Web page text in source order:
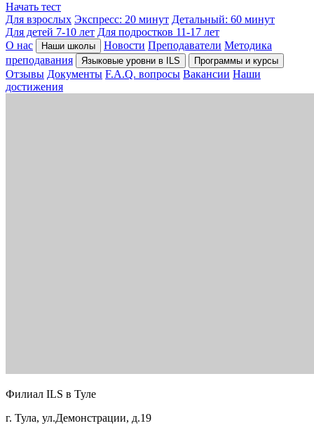
Начать тест
Для взрослых Экспресс: 20 минут Детальный: 60 минут
Для детей 7-10 лет Для подростков 11-17 лет
О нас
Наши школы Новости Преподаватели Методика
преподавания
Языковые уровни в ILS Программы и курсы
Отзывы Документы F.A.Q. вопросы Вакансии Наши
достижения
Филиал ILS в Туле
г. Тула, ул.Демонстрации, д.19